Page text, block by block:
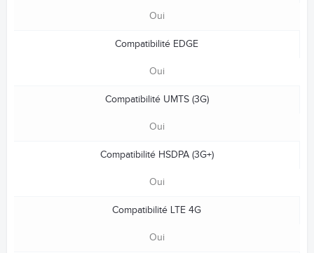
Oui
Compatibilité EDGE
Oui
Compatibilité UMTS (3G)
Oui
Compatibilité HSDPA (3G+)
Oui
Compatibilité LTE 4G
Oui